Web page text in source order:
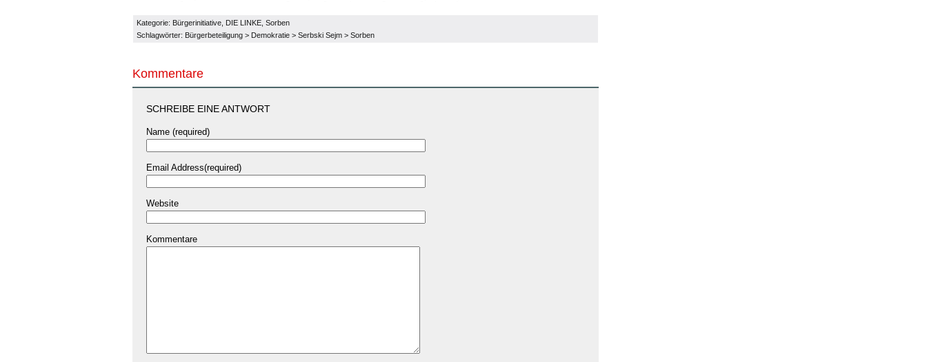
Kategorie: Bürgerinitiative DIE LINKE Sorben
Schlagwörter: Bürgerbeteiligung > Demokratie > Serbski Sejm > Sorben
Kommentare
SCHREIBE EINE ANTWORT
Name (required)
Email Address(required)
Website
Kommentare